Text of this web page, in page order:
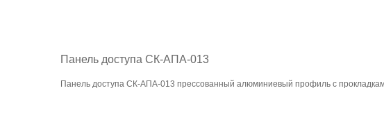
Панель доступа СК-АПА-013
Панель доступа СК-АПА-013 прессованный алюминиевый профиль с